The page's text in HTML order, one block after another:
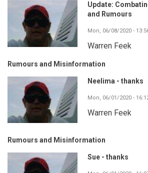
Update:
and Rumours
Mon, 06/08/2020 -
Warren Feek
Rumours and Misinformation
Neelima - thanks
Mon, 06/01/2020 -
Warren Feek
Rumours and Misinformation
Sue - thanks